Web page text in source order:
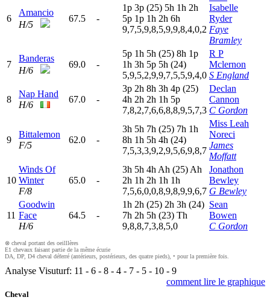
6
Amancio
H/5
67.5 -
1p 3p (25) 5h 1h 2h
5p 1p 1h 2h 6h
9,7,5,9,8,5,9,9,8,4,0,2
Isabelle
Ryder
Faye
Bramley
7
Banderas
H/6
69.0 -
5p 1h 5h (25) 8h 1p
1h 3h 5p 5h (24)
5,9,5,2,9,9,7,5,5,9,4,0
R P
Mclernon
S England
8
Nap Hand
H/6
67.0 -
3p 2h 8h 3h 4p (25)
4h 2h 2h 1h 5p
7,8,2,7,6,6,8,8,9,5,7,3
Declan
Cannon
C Gordon
9
Bittalemon
F/5
62.0 -
3h 5h 7h (25) 7h 1h
8h 1h 5h 4h (24)
7,5,3,3,9,2,9,5,6,9,8,7
Miss Leah
Noreci
James
Moffatt
10
Winds Of
Winter
F/8
65.0 -
3h 5h 4h Ah (25) Ah
2h 1h 2h 1h 1h
7,5,6,0,0,8,9,8,9,9,6,7
Jonathon
Bewley
G Bewley
11
Goodwin
Face
H/6
64.5 -
1h 2h (25) 2h 3h (24)
7h 2h 5h (23) Th
9,8,8,7,3,8,5,0
Sean
Bowen
C Gordon
⊗ cheval portant des oeilllères
E1 chevaux faisant partie de la même écurie
DA, DP, D4 cheval déferré (antérieurs, postérieurs, des quatre pieds), • pour la première fois.
Analyse Visuturf: 11 - 6 - 8 - 4 - 7 - 5 - 10 - 9
comment lire le graphique
Cheval